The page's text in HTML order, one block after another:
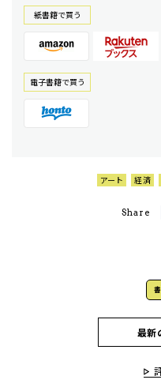
紙書籍で買う
電⼦書籍で買う
アート 経済
Share
最新